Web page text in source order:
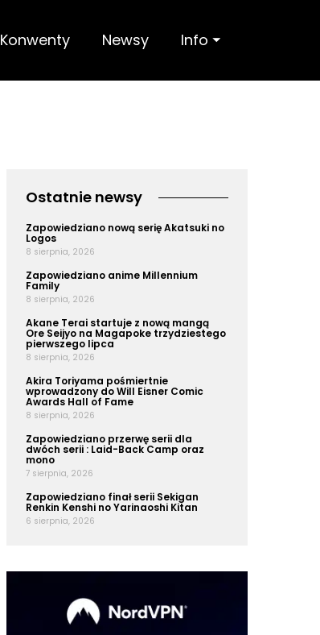
Konwenty Newsy Info ⏷
Ostatnie newsy
Zapowiedziano nową serię Akatsuki no
Logos
8 sierpnia, 2026
Zapowiedziano anime Millennium
Family
8 sierpnia, 2026
Akane Terai startuje z nową mangą
Ore Seijyo na Magapoke trzydziestego
pierwszego lipca
8 sierpnia, 2026
Akira Toriyama pośmiertnie
wprowadzony do Will Eisner Comic
Awards Hall of Fame
8 sierpnia, 2026
Zapowiedziano przerwę serii dla
dwóch serii : Laid-Back Camp oraz
mono
7 sierpnia, 2026
Zapowiedziano finał serii Sekigan
Renkin Kenshi no Yarinaoshi Kitan
6 sierpnia, 2026